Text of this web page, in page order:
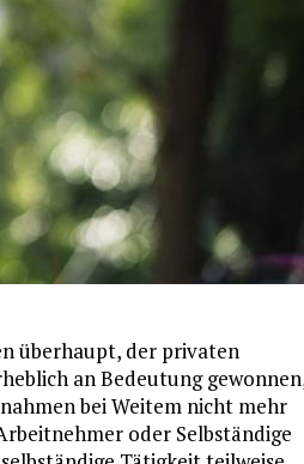
überhaupt, der privaten
an Bedeutung
bei Weitem nicht mehr
oder Selbständige